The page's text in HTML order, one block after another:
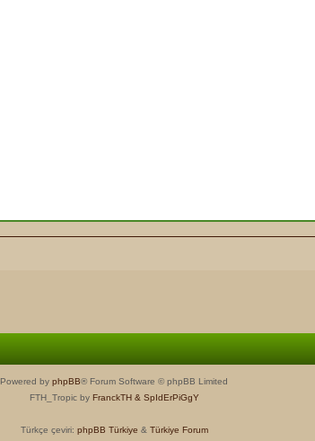
Powered by phpBB® Forum Software © phpBB Limited
FTH_Tropic by FranckTH & SpIdErPiGgY
Türkçe çeviri: phpBB Türkiye & Türkiye Forum